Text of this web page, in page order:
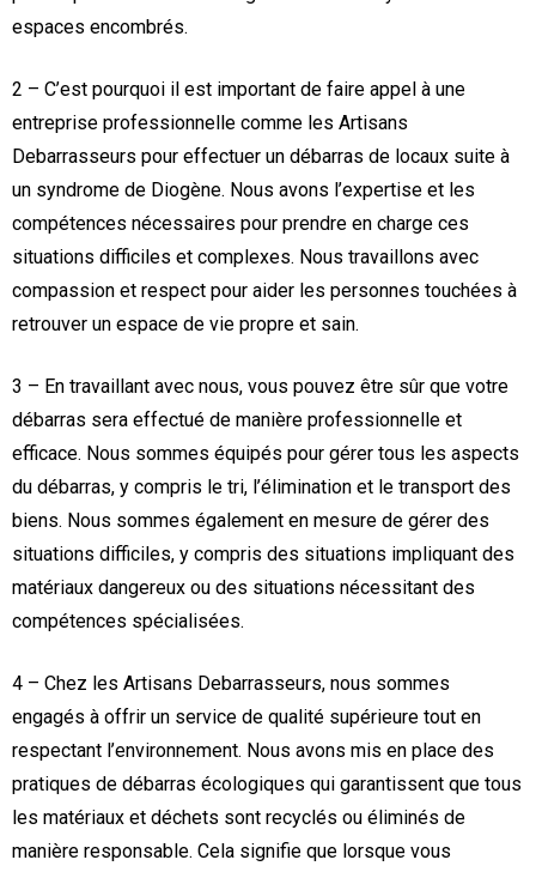
espaces encombrés.
2 – C’est pourquoi il est important de faire appel à une
entreprise professionnelle comme les Artisans
Debarrasseurs pour effectuer un débarras de locaux suite à
un syndrome de Diogène. Nous avons l’expertise et les
compétences nécessaires pour prendre en charge ces
situations difficiles et complexes. Nous travaillons avec
compassion et respect pour aider les personnes touchées à
retrouver un espace de vie propre et sain.
3 – En travaillant avec nous, vous pouvez être sûr que votre
débarras sera effectué de manière professionnelle et
efficace. Nous sommes équipés pour gérer tous les aspects
du débarras, y compris le tri, l’élimination et le transport des
biens. Nous sommes également en mesure de gérer des
situations difficiles, y compris des situations impliquant des
matériaux dangereux ou des situations nécessitant des
compétences spécialisées.
4 – Chez les Artisans Debarrasseurs, nous sommes
engagés à offrir un service de qualité supérieure tout en
respectant l’environnement. Nous avons mis en place des
pratiques de débarras écologiques qui garantissent que tous
les matériaux et déchets sont recyclés ou éliminés de
manière responsable. Cela signifie que lorsque vous